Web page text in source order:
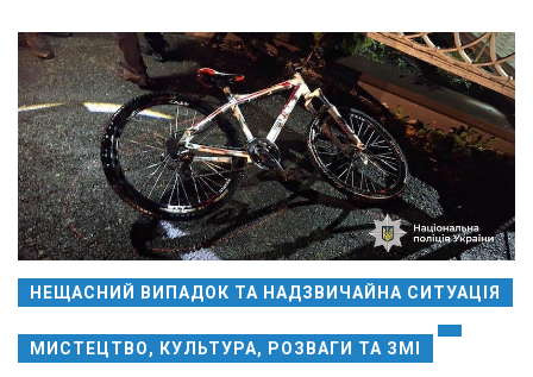
НЕЩАСНИЙ ВИПАДОК ТА НАДЗВИЧАЙНА СИТУАЦІЯ
МИСТЕЦТВО, КУЛЬТУРА, РОЗВАГИ ТА ЗМІ